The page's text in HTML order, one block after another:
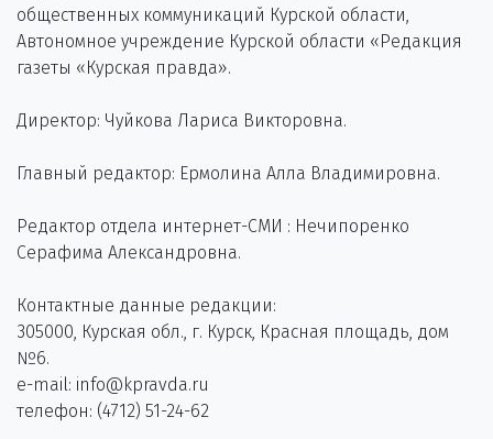
общественных коммуникаций Курской области,
Автономное учреждение Курской области «Редакция
газеты «Курская правда».
Директор: Чуйкова Лариса Викторовна.
Главный редактор: Ермолина Алла Владимировна.
Редактор отдела интернет-СМИ : Нечипоренко
Серафима Александровна.
Контактные данные редакции:
305000, Курская обл., г. Курск, Красная площадь, дом
№6.
e-mail: info@kpravda.ru
телефон: (4712) 51-24-62